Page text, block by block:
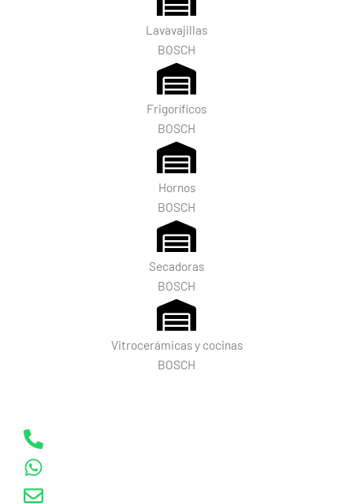
Lavavajillas
BOSCH
Frigoríficos
BOSCH
Hornos
BOSCH
Secadoras
BOSCH
Vitrocerámicas y cocinas
BOSCH